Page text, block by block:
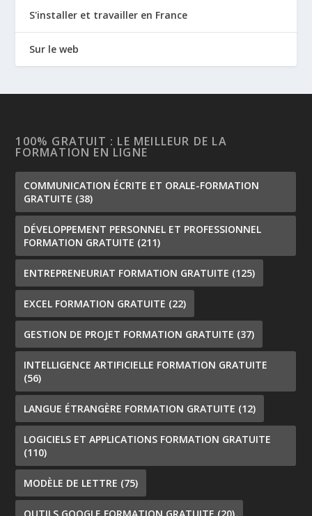
S'installer et travailler en France
Sur le web
100% GRATUIT : LE MEILLEUR DE LA
FORMATION EN LIGNE
COMMUNICATION ÉCRITE ET ORALE-FORMATION
GRATUITE (38)
DÉVELOPPEMENT PERSONNEL ET PROFESSIONNEL
FORMATION GRATUITE (211)
ENTREPRENEURIAT FORMATION GRATUITE (125)
EXCEL FORMATION GRATUITE (22)
GESTION DE PROJET FORMATION GRATUITE (37)
INTELLIGENCE ARTIFICIELLE FORMATION GRATUITE
(56)
LANGUE ÉTRANGÈRE FORMATION GRATUITE (12)
LOGICIELS ET APPLICATIONS FORMATION GRATUITE
(110)
MODÈLE DE LETTRE (75)